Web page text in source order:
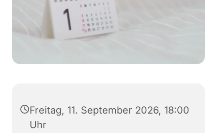
Freitag, 11. September 2026, 18:00
Uhr